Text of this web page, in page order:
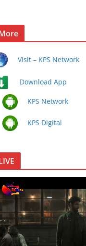
Visit – KPS Network
Download App
KPS Network
KPS Digital